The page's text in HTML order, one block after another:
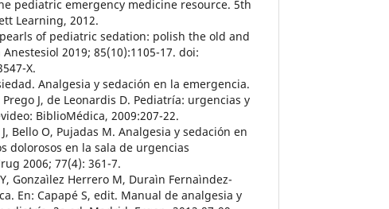
pediatric emergency medicine resource. 5th
Learning, 2012.
of pediatric sedation: polish the old and
2019; 85(10):1105-17. doi:
X.
Analgesia y sedación en la emergencia.
J, de Leonardis D. Pediatría: urgencias y
BiblioMédica, 2009:207-22.
Bello O, Pujadas M. Analgesia y sedación en
dolorosos en la sala de urgencias
2006; 77(4): 361-7.
Gonzaìlez Herrero M, Duraìn Fernaìndez-
En: Capapé S, edit. Manual de analgesia y